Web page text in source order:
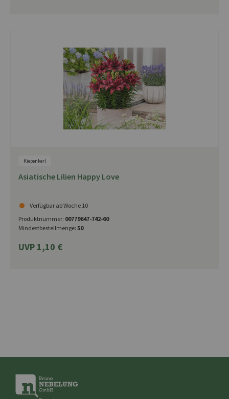
Kiepenkerl
Asiatische Lilien Happy Love
Verfügbar ab Woche 10
Produktnummer: 00779647-742-60
Mindestbestellmenge: 50
UVP 1,10 €